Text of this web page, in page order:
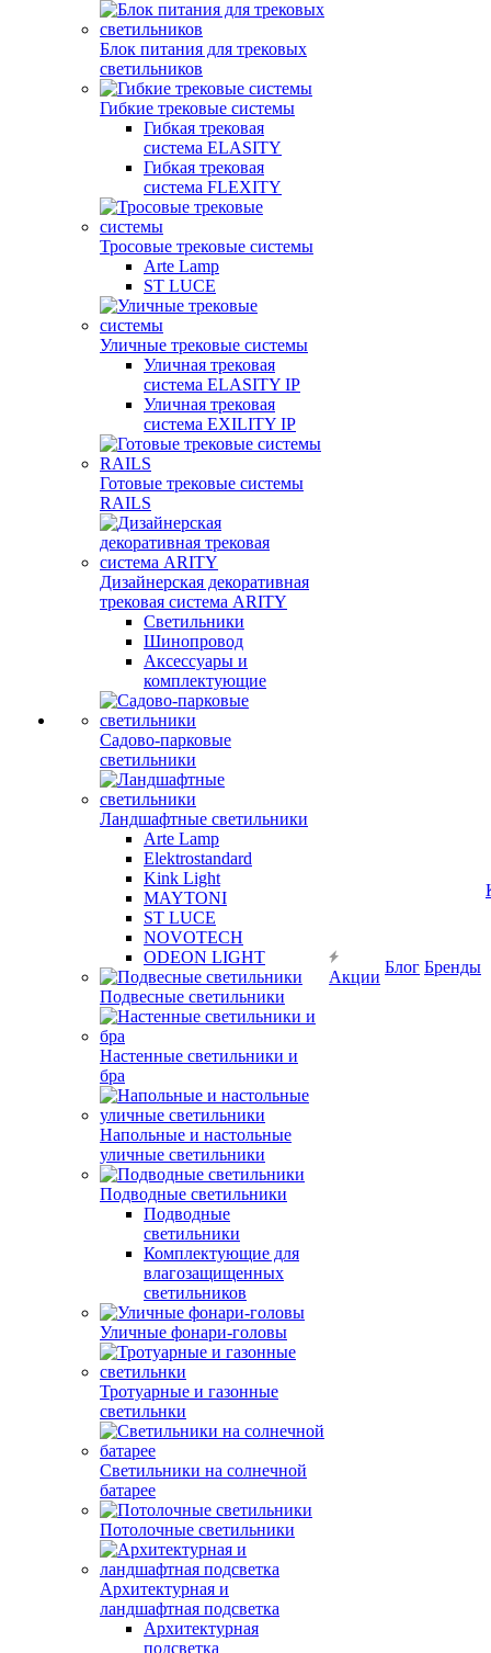
Блок питания для трековых
светильников
Гибкие трековые системы
Гибкая трековая
система ELASITY
Гибкая трековая
система FLEXITY
Тросовые трековые системы
Arte Lamp
ST LUCE
Уличные трековые системы
Уличная трековая
система ELASITY IP
Уличная трековая
система EXILITY IP
Готовые трековые системы
RAILS
Дизайнерская декоративная
трековая система ARITY
Светильники
Шинопровод
Аксессуары и
комплектующие
Садово-парковые
светильники
Ландшафтные светильники
Arte Lamp
Elektrostandard
Kink Light
MAYTONI
ST LUCE
NOVOTECH
ODEON LIGHT
Подвесные светильники
Настенные светильники и
бра
Напольные и настольные
уличные светильники
Подводные светильники
Подводные
светильники
Комплектующие для
влагозащищенных
светильников
Уличные фонари-головы
Тротуарные и газонные
светильнки
Светильники на солнечной
батарее
Потолочные светильники
Архитектурная и
ландшафтная подсветка
Архитектурная
подсветка
Акции
Блог Бренды